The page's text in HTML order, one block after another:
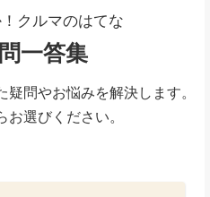
クルマのはてな
一答集
問やお悩みを解決します。
お選びください。